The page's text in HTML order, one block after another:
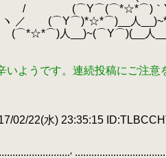
｀
(⌒Y⌒)*☆*⌒)__人
人__)~(⌒Y⌒)(__人
いようです。連続投稿にご注意
02/22(水) 23:35:15